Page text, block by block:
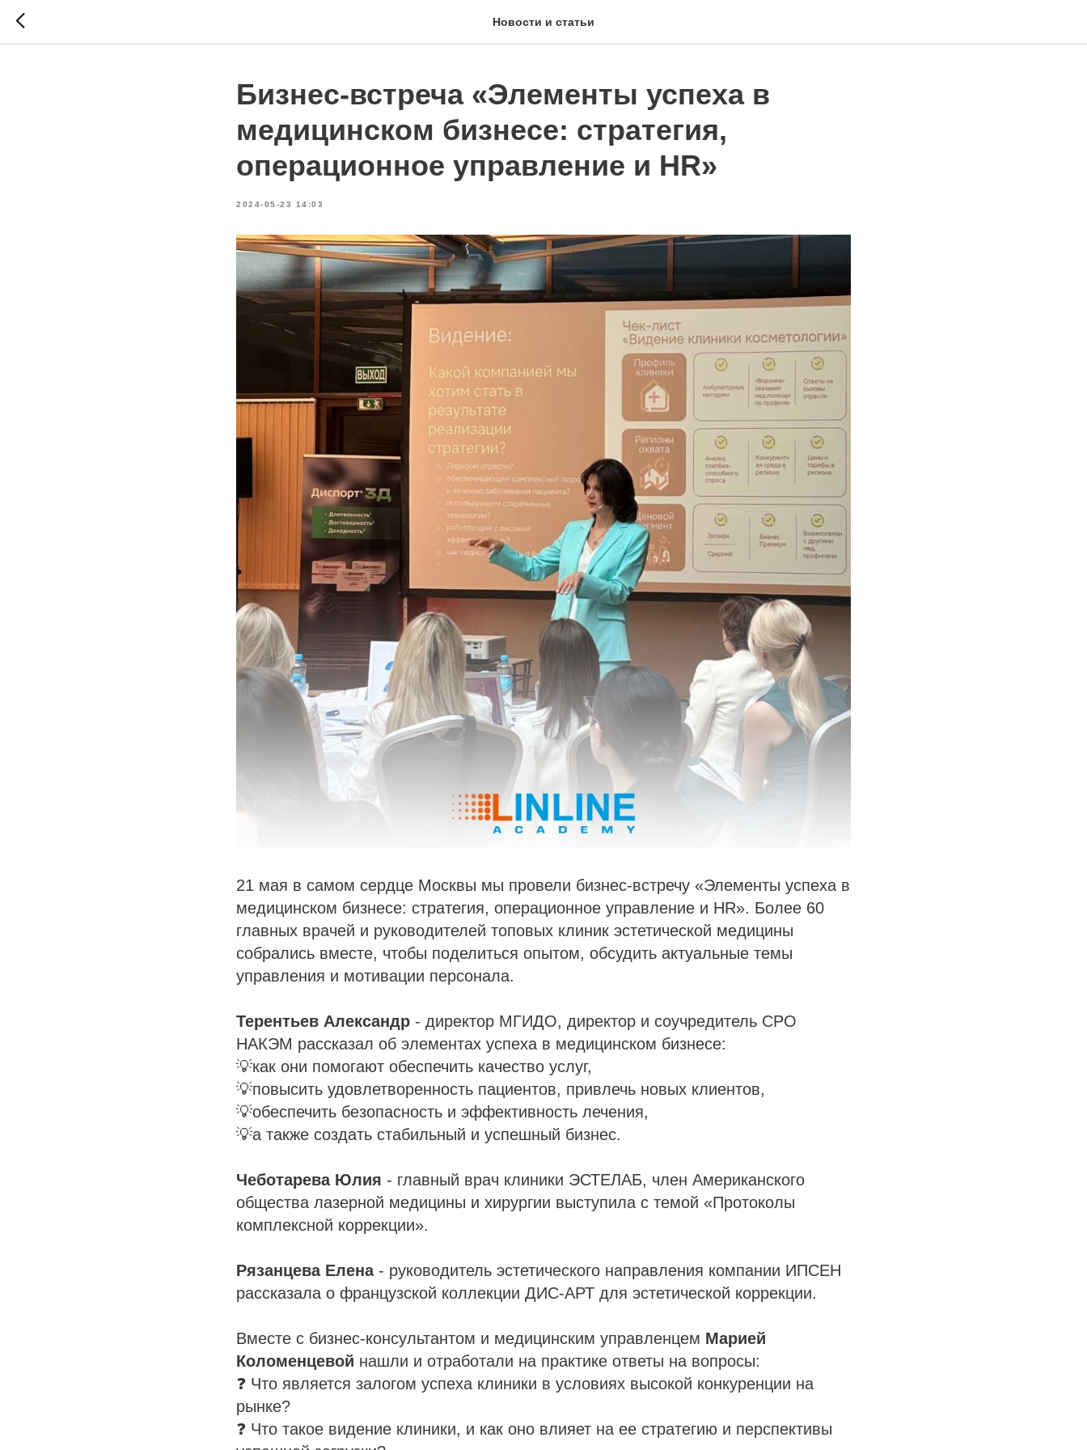
Новости и статьи
Бизнес-встреча «Элементы успеха в
медицинском бизнесе: стратегия,
операционное управление и HR»
2024-05-23 14:03
21 мая в самом сердце Москвы мы провели бизнес-встречу «Элементы успеха в
медицинском бизнесе: стратегия, операционное управление и HR». Более 60
главных врачей и руководителей топовых клиник эстетической медицины
собрались вместе, чтобы поделиться опытом, обсудить актуальные темы
управления и мотивации персонала.
Терентьев Александр - директор МГИДО, директор и соучредитель СРО
НАКЭМ рассказал об элементах успеха в медицинском бизнесе:
💡как они помогают обеспечить качество услуг,
💡повысить удовлетворенность пациентов, привлечь новых клиентов,
💡обеспечить безопасность и эффективность лечения,
💡а также создать стабильный и успешный бизнес.
Чеботарева Юлия - главный врач клиники ЭСТЕЛАБ, член Американского
общества лазерной медицины и хирургии выступила с темой «Протоколы
комплексной коррекции».
Рязанцева Елена- руководитель эстетического направления компании ИПСЕН
рассказала о французской коллекции ДИС-АРТ для эстетической коррекции.
Вместе с бизнес-консультантом и медицинским управленцем Марией
Коломенцевой нашли и отработали на практике ответы на вопросы:
❓ Что является залогом успеха клиники в условиях высокой конкуренции на
рынке?
❓ Что такое видение клиники, и как оно влияет на ее стратегию и перспективы